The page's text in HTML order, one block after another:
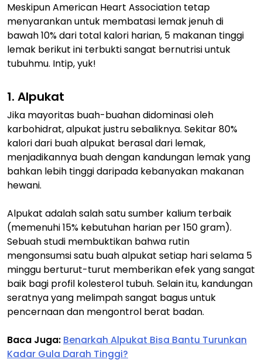
Meskipun American Heart Association tetap
menyarankan untuk membatasi lemak jenuh di
bawah 10% dari total kalori harian, 5 makanan tinggi
lemak berikut ini terbukti sangat bernutrisi untuk
tubuhmu. Intip, yuk!
1. Alpukat
Jika mayoritas buah-buahan didominasi oleh
karbohidrat, alpukat justru sebaliknya. Sekitar 80%
kalori dari buah alpukat berasal dari lemak,
menjadikannya buah dengan kandungan lemak yang
bahkan lebih tinggi daripada kebanyakan makanan
hewani.
Alpukat adalah salah satu sumber kalium terbaik
(memenuhi 15% kebutuhan harian per 150 gram).
Sebuah studi membuktikan bahwa rutin
mengonsumsi satu buah alpukat setiap hari selama 5
minggu berturut-turut memberikan efek yang sangat
baik bagi profil kolesterol tubuh. Selain itu, kandungan
seratnya yang melimpah sangat bagus untuk
pencernaan dan mengontrol berat badan.
Baca Juga: Benarkah Alpukat Bisa Bantu Turunkan
Kadar Gula Darah Tinggi?